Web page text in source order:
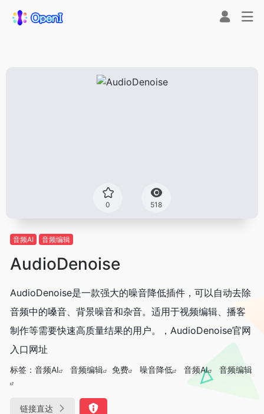
0 518
音频AI 音频编辑
AudioDenoise
AudioDenoise是一款强大的噪音降低插件，可以自动去除
音频中的嗓音、背景噪音和杂音。适用于视频编辑、播客
制作等需要快速高质量结果的用户。，AudioDenoise官网
入口网址
标签： 音频AI 音频编辑 免费 噪音降低 音频AI 音频编辑
链接直达